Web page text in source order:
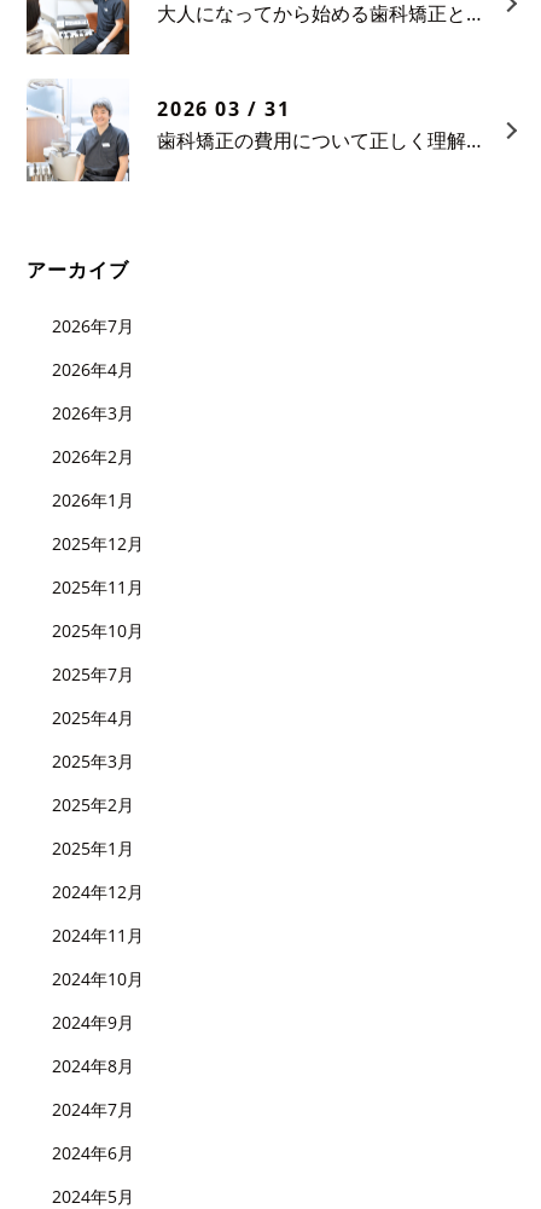
大人になってから始める歯科矯正という選択
2026 03 / 31
歯科矯正の費用について正しく理解する
アーカイブ
2026年7月
2026年4月
2026年3月
2026年2月
2026年1月
2025年12月
2025年11月
2025年10月
2025年7月
2025年4月
2025年3月
2025年2月
2025年1月
2024年12月
2024年11月
2024年10月
2024年9月
2024年8月
2024年7月
2024年6月
2024年5月